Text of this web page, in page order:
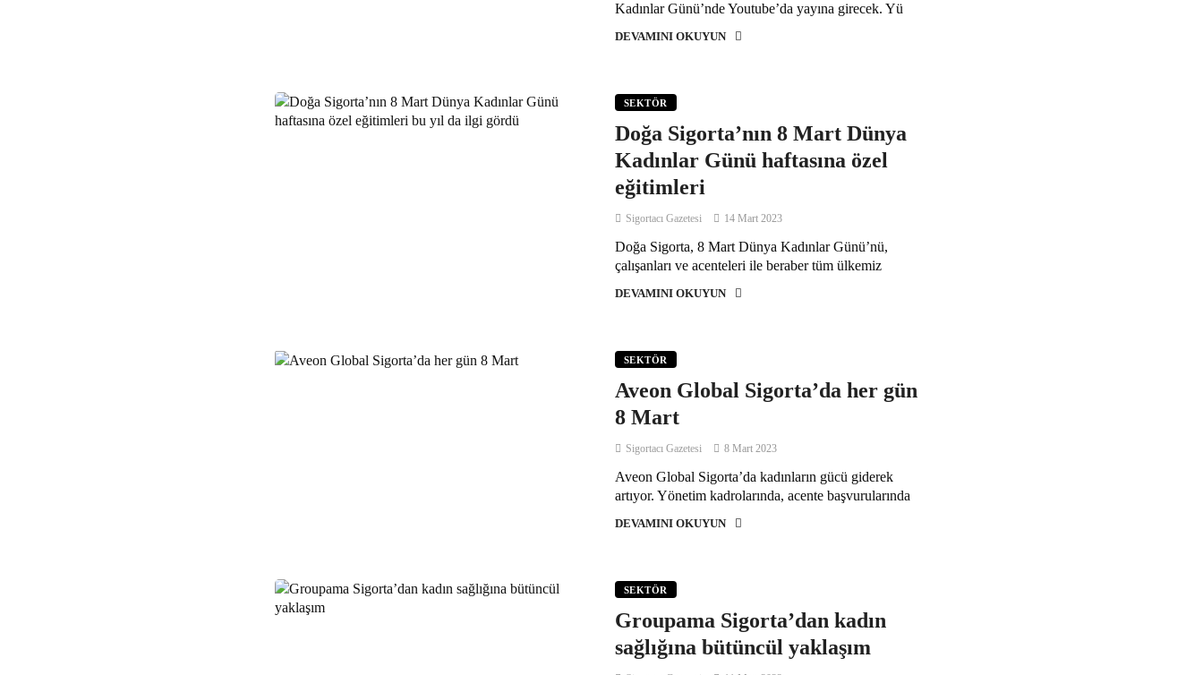
Kadınlar Günü’nde Youtube’da yayına girecek. Yü
DEVAMINI OKUYUN
SEKTÖR
Doğa Sigorta’nın 8 Mart Dünya
Kadınlar Günü haftasına özel
eğitimleri
Sigortacı Gazetesi 14 Mart 2023
Doğa Sigorta, 8 Mart Dünya Kadınlar Günü’nü,
çalışanları ve acenteleri ile beraber tüm ülkemiz
DEVAMINI OKUYUN
SEKTÖR
Aveon Global Sigorta’da her gün
8 Mart
Sigortacı Gazetesi 8 Mart 2023
Aveon Global Sigorta’da kadınların gücü giderek
artıyor. Yönetim kadrolarında, acente başvurularında
DEVAMINI OKUYUN
SEKTÖR
Groupama Sigorta’dan kadın
sağlığına bütüncül yaklaşım